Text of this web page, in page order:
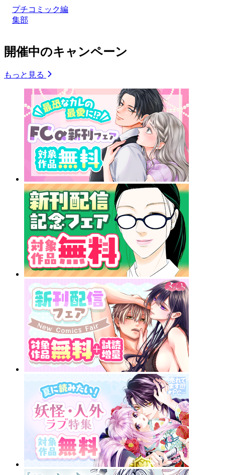
プチコミック編
集部
開催中のキャンペーン
もっと見る